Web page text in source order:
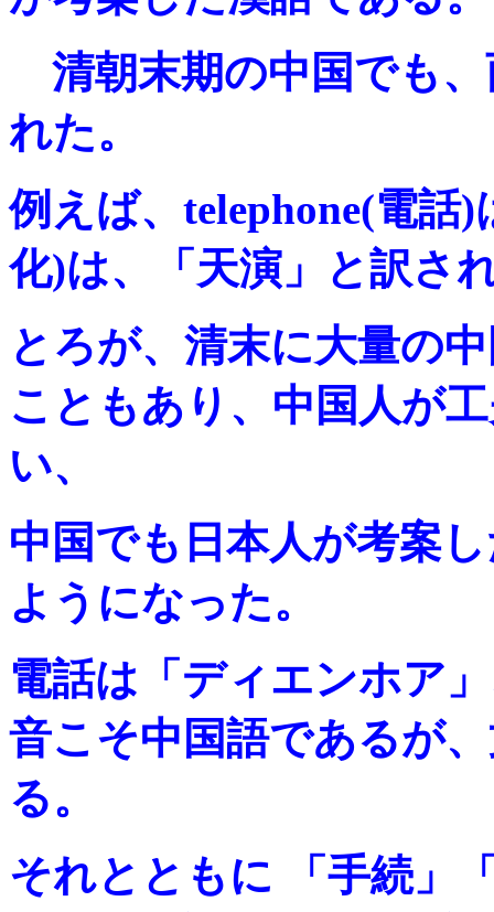
清朝末期の中国でも、
れた。
例えば、telephone(電話
化)は、「天演」と訳さ
とろが、清末に大量の
こともあり、中国人が
い、
中国でも日本人が考案
ようになった。
電話は「ディエンホア
音こそ中国語であるが
る。
それとともに 「手続」